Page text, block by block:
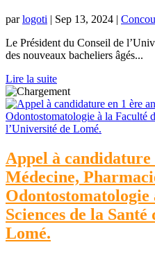
parlogoti | Sep 13, 2024 |
Le Président du Conseil de
des nouveaux bacheliers âgés...
Lire la suite
Appel à candidature
Médecine,
Odontostomatologie
Sciences de la
Lomé.